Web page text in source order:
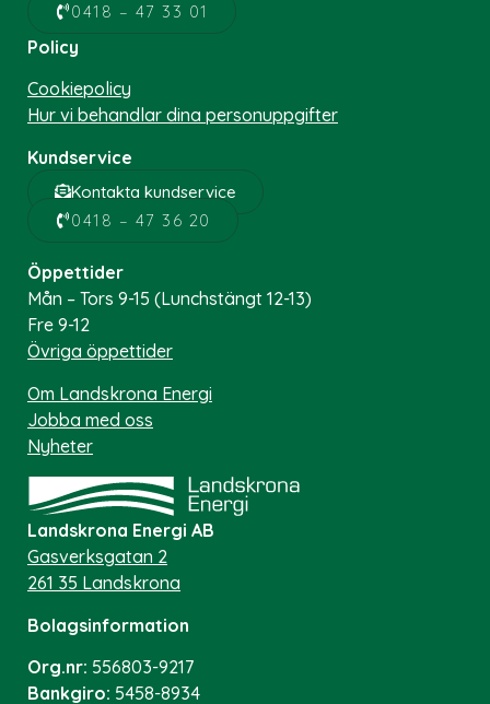
0418 – 47 33 01
Policy
Cookiepolicy
Hur vi behandlar dina personuppgifter
Kundservice
Kontakta kundservice
0418 – 47 36 20
Öppettider
Mån – Tors 9-15 (Lunchstängt 12-13)
Fre 9-12
Övriga öppettider
Om Landskrona Energi
Jobba med oss
Nyheter
Landskrona Energi AB
Gasverksgatan 2
261 35 Landskrona
Bolagsinformation
Org.nr: 556803-9217
Bankgiro: 5458-8934